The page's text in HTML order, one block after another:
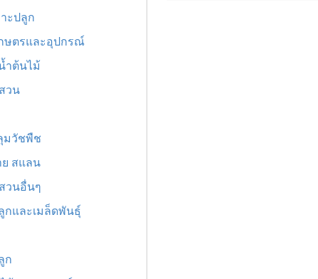
าะปลูก
ษตรและอุปกรณ์
ำต้นไม้
วน
มวัชพืช
ย สแลน
วนอื่นๆ
กและเมล็ดพันธุ์
ก